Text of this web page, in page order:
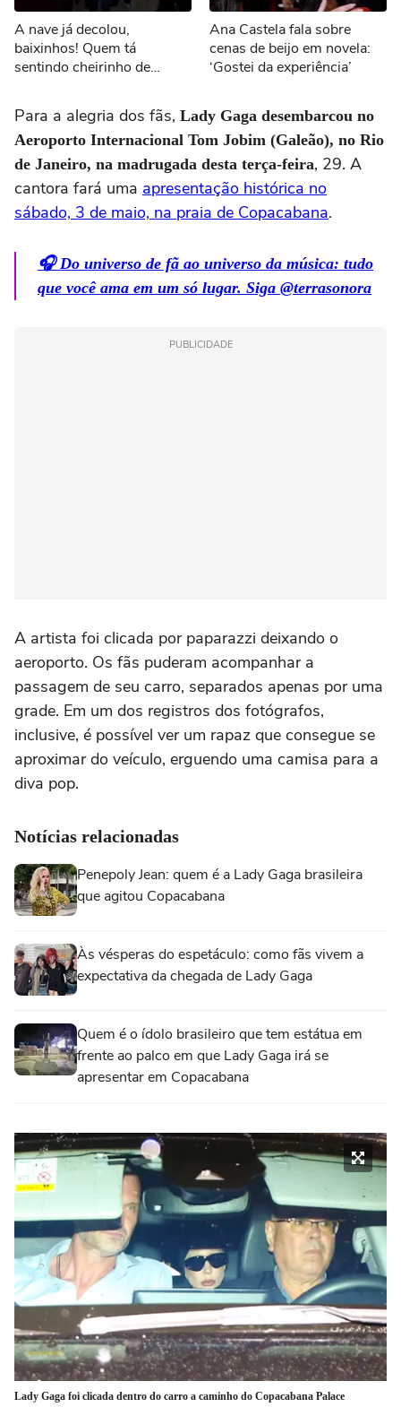
A nave já decolou,
baixinhos! Quem tá
sentindo cheirinho de
#Sonoranapista
Ana Castela fala sobre
cenas de beijo em novela:
‘Gostei da experiência’
Para a alegria dos fãs, Lady Gaga desembarcou no
Aeroporto Internacional Tom Jobim (Galeão), no Rio
de Janeiro, na madrugada desta terça-feira, 29. A
cantora fará uma apresentação histórica no
sábado, 3 de maio, na praia de Copacabana.
🎧 Do universo de fã ao universo da música: tudo
que você ama em um só lugar. Siga @terrasonora
PUBLICIDADE
A artista foi clicada por paparazzi deixando o
aeroporto. Os fãs puderam acompanhar a
passagem de seu carro, separados apenas por uma
grade. Em um dos registros dos fotógrafos,
inclusive, é possível ver um rapaz que consegue se
aproximar do veículo, erguendo uma camisa para a
diva pop.
Notícias relacionadas
Penepoly Jean: quem é a Lady Gaga brasileira
que agitou Copacabana
Às vésperas do espetáculo: como fãs vivem a
expectativa da chegada de Lady Gaga
Quem é o ídolo brasileiro que tem estátua em
frente ao palco em que Lady Gaga irá se
apresentar em Copacabana
Lady Gaga foi clicada dentro do carro a caminho do Copacabana Palace